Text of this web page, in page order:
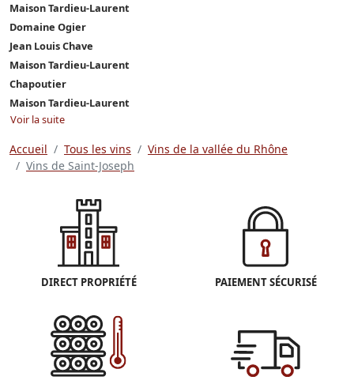
Maison Tardieu-Laurent
Domaine Ogier
Jean Louis Chave
Maison Tardieu-Laurent
Chapoutier
Maison Tardieu-Laurent
Voir la suite
Accueil Tous les vins
Vins de la vallée du Rhône
Vins de Saint-Joseph
DIRECT PROPRIÉTÉ PAIEMENT SÉCURISÉ